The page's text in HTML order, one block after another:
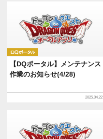
【DQポータル】メンテナンス
作業のお知らせ(4/28)
2025.04.22